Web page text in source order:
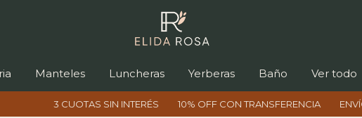
Manteles Luncheras Yerberas Baño Ver todo
10% OFF CON TRANSFERENCIA ENVÍOS A TODO ARGENTINA